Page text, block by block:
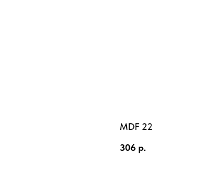
MDF 22
306 р.